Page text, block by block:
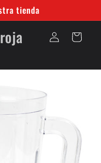
tienda
Iniciar
sesión
Carrito